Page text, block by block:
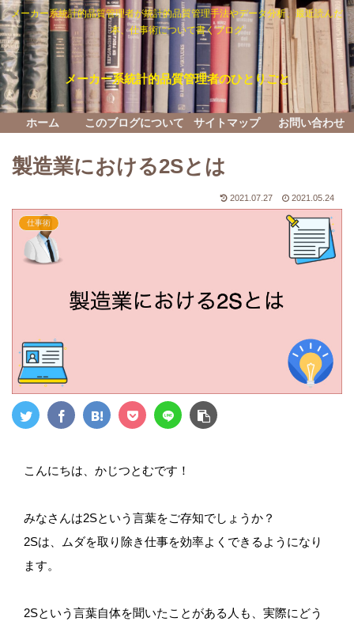
メーカー系統計的品質管理者が統計的品質管理手法やデータ分析、最近読んだ
本、仕事術について書くブログ
メーカー系統計的品質管理者のひとりごと
ホーム このブログについて サイトマップ お問い合わせ
製造業における2Sとは
2021.07.27 2021.05.24
仕事術
こんにちは、かじつとむです！
みなさんは2Sという言葉をご存知でしょうか？
2Sは、ムダを取り除き仕事を効率よくできるようになり
ます。
2Sという言葉自体を聞いたことがある人も、実際にどう